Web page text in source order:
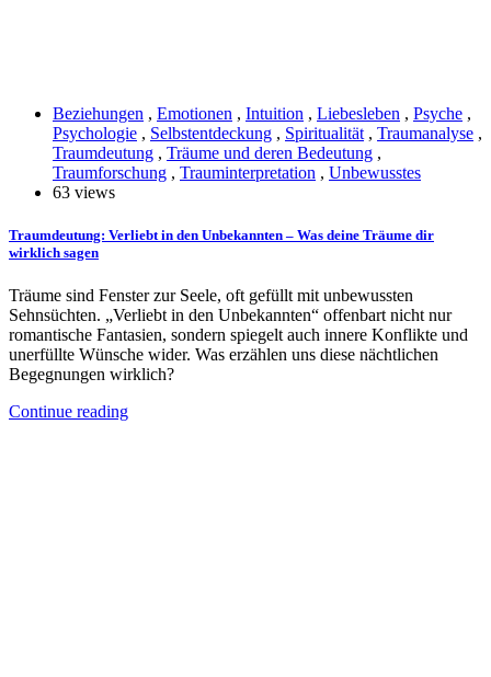
Beziehungen , Emotionen , Intuition , Liebesleben , Psyche ,
Psychologie , Selbstentdeckung , Spiritualität , Traumanalyse ,
Traumdeutung , Träume und deren Bedeutung ,
Traumforschung , Trauminterpretation , Unbewusstes
63 views
Traumdeutung: Verliebt in den Unbekannten – Was deine Träume dir
wirklich sagen
Träume sind Fenster zur Seele, oft gefüllt mit unbewussten
Sehnsüchten. „Verliebt in den Unbekannten“ offenbart nicht nur
romantische Fantasien, sondern spiegelt auch innere Konflikte und
unerfüllte Wünsche wider. Was erzählen uns diese nächtlichen
Begegnungen wirklich?
Continue reading